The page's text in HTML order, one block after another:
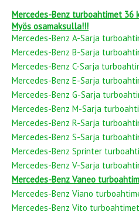
Mercedes-Benz turboahtimet 36
Myös osamaksulla!!!
Mercedes-Benz A-Sarja
Mercedes-Benz B-Sarja
Mercedes-Benz C-Sarja
Mercedes-Benz E-Sarja
Mercedes-Benz G-Sarja
Mercedes-Benz M-Sarja
Mercedes-Benz R-Sarja
Mercedes-Benz S-Sarja
Mercedes-Benz Sprinter
Mercedes-Benz V-Sarja
Mercedes-Benz Vaneo
Mercedes-Benz Viano
Mercedes-Benz Vito turboahtimet